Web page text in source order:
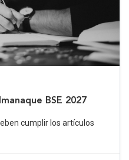
BSE 2027
cumplir los artículos